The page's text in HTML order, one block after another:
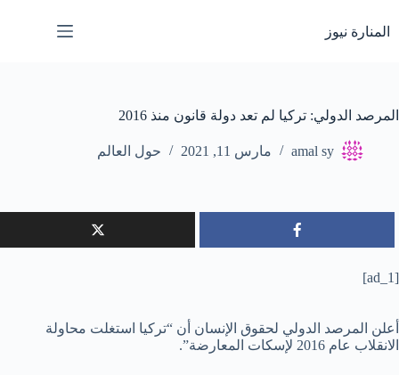
إلى
المحتوى
المنارة نيوز
المرصد الدولي: تركيا لم تعد دولة قانون منذ 2016
amal sy مارس 11, 2021 حول العالم
[ad_1]
أعلن المرصد الدولي لحقوق الإنسان أن “تركيا استغلت محاولة
الانقلاب عام 2016 لإسكات المعارضة”.